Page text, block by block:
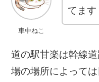
車中ねこ
てます
道の駅甘楽は幹線
場の場所によって